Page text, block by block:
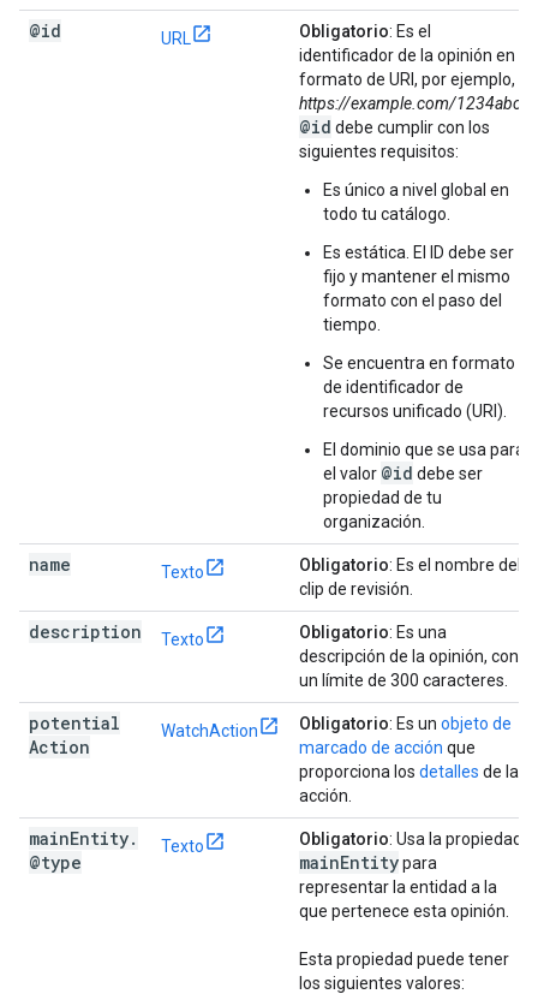
@id URL Obligatorio: Es el
identificador de la opinión en
formato de URI, por ejemplo,
https://example.com/1234abc
@id debe cumplir con los
siguientes requisitos:
Es único a nivel global en
todo tu catálogo.
Es estática. El ID debe ser
fijo y mantener el mismo
formato con el paso del
tiempo.
Se encuentra en formato
de identificador de
recursos unificado (URI).
El dominio que se usa para
el valor @id debe ser
propiedad de tu
organización.
name Texto Obligatorio: Es el nombre del
clip de revisión.
description Texto Obligatorio: Es una
descripción de la opinión, con
un límite de 300 caracteres.
potential
Action
WatchAction Obligatorio: Es un objeto de
marcado de acción que
proporciona los detalles de la
acción.
mainEntity.
@type
Texto Obligatorio: Usa la propiedad
mainEntitypara
representar la entidad a la
que pertenece esta opinión.
Esta propiedad puede tener
los siguientes valores: